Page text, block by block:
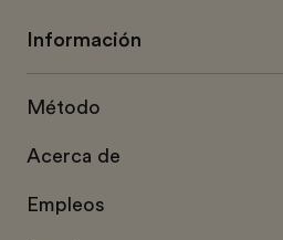
Información
Método
Acerca de
Empleos